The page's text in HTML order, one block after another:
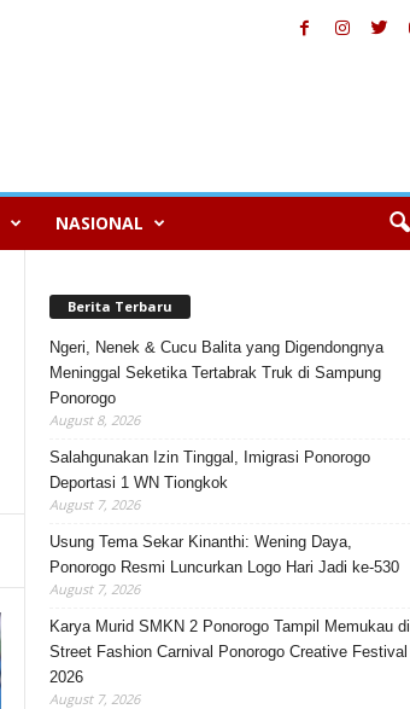
NASIONAL
Berita Terbaru
Ngeri, Nenek & Cucu Balita yang Digendongnya
Meninggal Seketika Tertabrak Truk di Sampung
Ponorogo
August 8, 2026
Salahgunakan Izin Tinggal, Imigrasi Ponorogo
Deportasi 1 WN Tiongkok
August 7, 2026
Usung Tema Sekar Kinanthi: Wening Daya,
Ponorogo Resmi Luncurkan Logo Hari Jadi ke-530
August 7, 2026
Karya Murid SMKN 2 Ponorogo Tampil Memukau di
Street Fashion Carnival Ponorogo Creative Festival
2026
August 7, 2026